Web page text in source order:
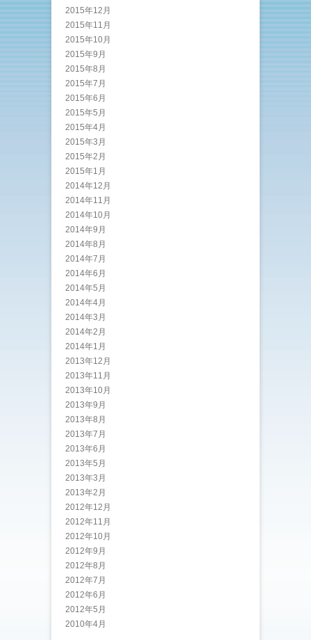
2015年12月
2015年11月
2015年10月
2015年9月
2015年8月
2015年7月
2015年6月
2015年5月
2015年4月
2015年3月
2015年2月
2015年1月
2014年12月
2014年11月
2014年10月
2014年9月
2014年8月
2014年7月
2014年6月
2014年5月
2014年4月
2014年3月
2014年2月
2014年1月
2013年12月
2013年11月
2013年10月
2013年9月
2013年8月
2013年7月
2013年6月
2013年5月
2013年3月
2013年2月
2012年12月
2012年11月
2012年10月
2012年9月
2012年8月
2012年7月
2012年6月
2012年5月
2010年4月